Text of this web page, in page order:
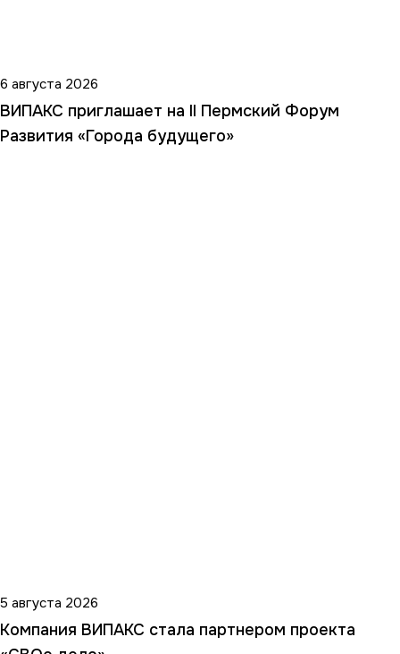
6 августа 2026
ВИПАКС приглашает на II Пермский Форум
Развития «Города будущего»
5 августа 2026
Компания ВИПАКС стала партнером проекта